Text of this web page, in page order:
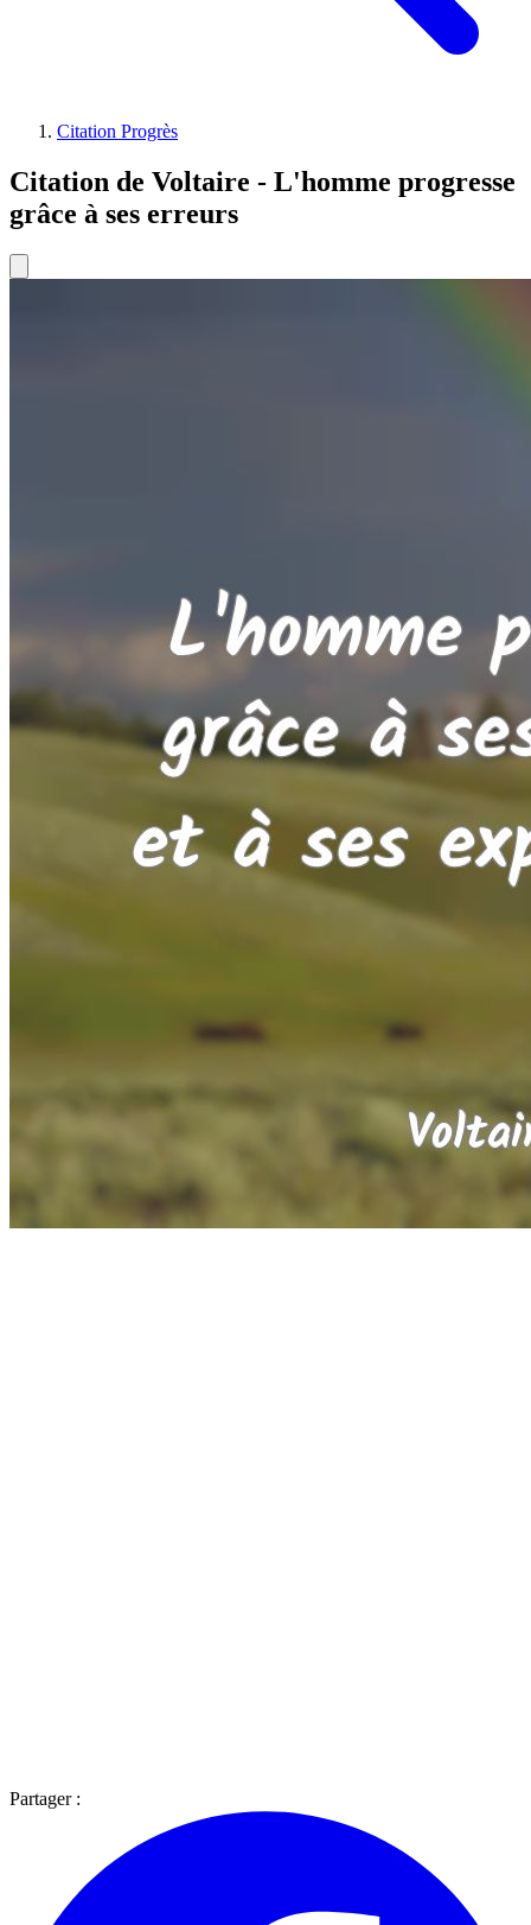
Citation Progrès
Citation de Voltaire - L'homme progresse
grâce à ses erreurs
Partager :